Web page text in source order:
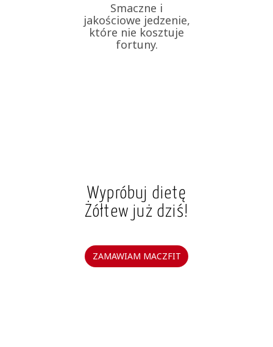
Smaczne i
jakościowe jedzenie,
które nie kosztuje
fortuny.
Wypróbuj dietę
Żółtew już dziś!
ZAMAWIAM MACZFIT